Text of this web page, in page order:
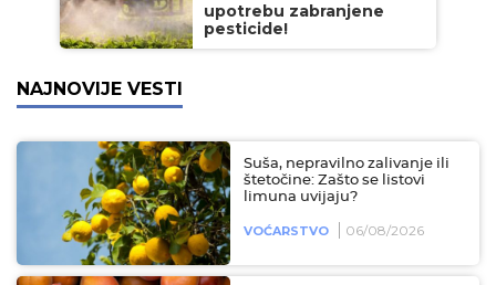
upotrebu zabranjene
pesticide!
NAJNOVIJE VESTI
Suša, nepravilno zalivanje ili
štetočine: Zašto se listovi
limuna uvijaju?
VOĆARSTVO 06/08/2026